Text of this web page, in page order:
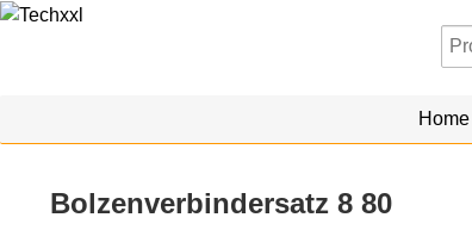
Home
Bolzenverbindersatz 8 80